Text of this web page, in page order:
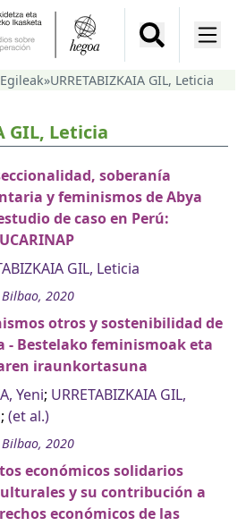
Egileak»URRETABIZKAIA GIL, Leticia
GIL, Leticia
soberanía
y feminismos de Abya
de caso en Perú:
GIL, Leticia
2020
otros y sostenibilidad de
- Bestelako feminismoak eta
iraunkortasuna
Yeni; URRETABIZKAIA GIL,
; (et al.)
2020
económicos solidarios
y su contribución a
económicos de las